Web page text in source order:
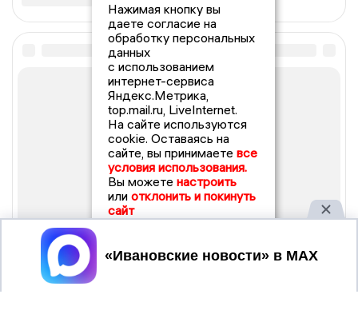
Нажимая кнопку вы
даете согласие на
обработку персональных
данных
с использованием
интернет-сервиса
Яндекс.Метрика,
top.mail.ru, LiveInternet.
На сайте используются
cookie. Оставаясь на
сайте, вы принимаете все
условия использования.
Вы можете настроить
или отклонить и покинуть
сайт
Принять